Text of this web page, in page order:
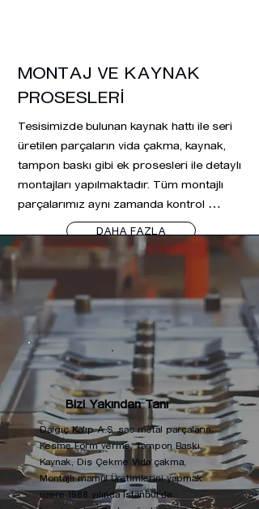
MONTAJ VE KAYNAK
PROSESLERİ
Tesisimizde bulunan kaynak hattı ile seri
üretilen parçaların vida çakma, kaynak,
tampon baskı gibi ek prosesleri ile detaylı
montajları yapılmaktadır. Tüm montajlı
parçalarımız aynı zamanda kontrol
proseslerinden geçmekte ve 100% onaylı
parça üretimi sağlanmaktadır.
kaynaklı birleştirme proseslerinde bulunan
uzmanlığımız sayesinde kompleks
parçaların montaj ve kaynak
operasyonlarını sürdürmekteyiz.
DAHA FAZLA
Bizi Yakından Tanı
Dalgıç Kalıp A.Ş, sac metal parçaların;
Kesme Form verme, Tampon Baskı,
Kaynak, Diş Çekme Vida çakma,
Montajlı mamül Üretimlerini yapmak
üzere 1988 yılında İstanbul’da